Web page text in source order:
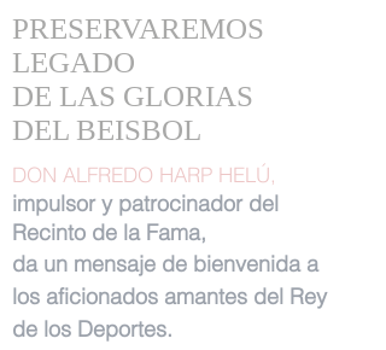
PRESERVAREMOS
LEGADO
DE LAS GLORIAS
DEL BEISBOL
DON ALFREDO HARP HELÚ,
impulsor y patrocinador del
Recinto de la Fama,
da un mensaje de bienvenida a
los aficionados amantes del Rey
de los Deportes.